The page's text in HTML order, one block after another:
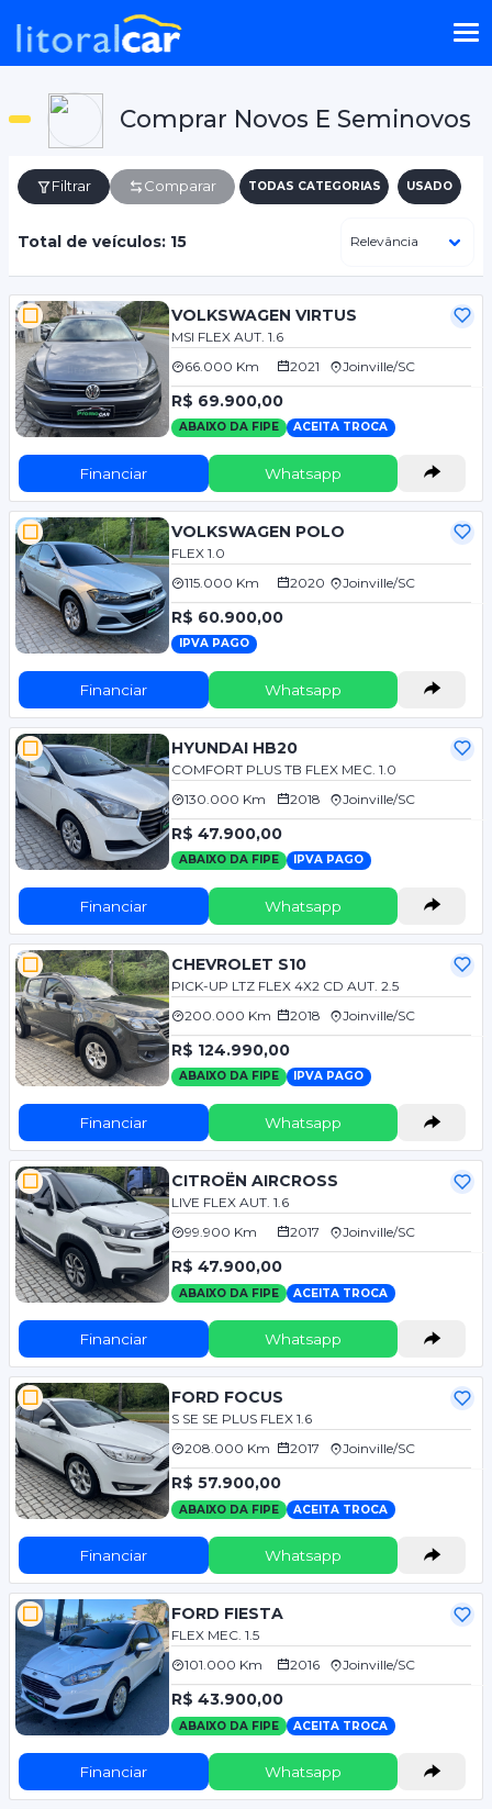
Comprar Novos E Seminovos
Filtrar Comparar TODAS CATEGORIAS USADO
Total de veículos: 15
VOLKSWAGEN VIRTUS
MSI FLEX AUT. 1.6
66.000 Km
2021 Joinville/SC
R$ 69.900,00
ABAIXO DA FIPE ACEITA TROCA
Financiar Whatsapp
VOLKSWAGEN POLO
FLEX 1.0
115.000 Km
2020 Joinville/SC
R$ 60.900,00
IPVA PAGO
Financiar Whatsapp
HYUNDAI HB20
COMFORT PLUS TB FLEX MEC. 1.0
130.000 Km
2018 Joinville/SC
R$ 47.900,00
ABAIXO DA FIPE IPVA PAGO
Financiar Whatsapp
CHEVROLET S10
PICK-UP LTZ FLEX 4X2 CD AUT. 2.5
200.000 Km
2018 Joinville/SC
R$ 124.990,00
ABAIXO DA FIPE IPVA PAGO
Financiar Whatsapp
CITROËN AIRCROSS
LIVE FLEX AUT. 1.6
99.900 Km
2017 Joinville/SC
R$ 47.900,00
ABAIXO DA FIPE ACEITA TROCA
Financiar Whatsapp
FORD FOCUS
S SE SE PLUS FLEX 1.6
208.000 Km
2017 Joinville/SC
R$ 57.900,00
ABAIXO DA FIPE ACEITA TROCA
Financiar Whatsapp
FORD FIESTA
FLEX MEC. 1.5
101.000 Km
2016 Joinville/SC
R$ 43.900,00
ABAIXO DA FIPE ACEITA TROCA
Financiar Whatsapp